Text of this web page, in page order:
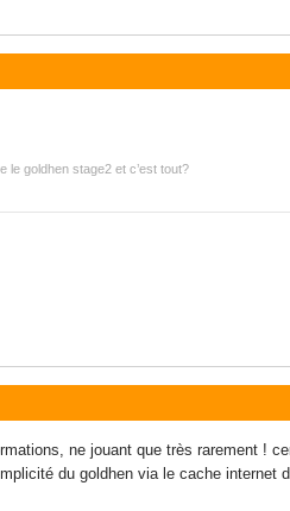
le goldhen stage2 et c’est tout?
ne jouant que très rarement !
du goldhen via le cache internet